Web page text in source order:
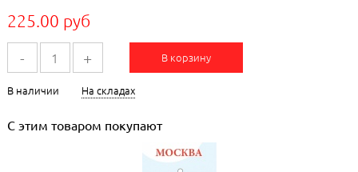
225.00 руб
- + В корзину
В наличии На складах
С этим товаром покупают